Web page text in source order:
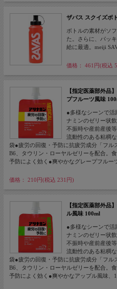
ザバス スクイズボ
ボトルの素材がソ
た。さらに、パッ
給に最適。meiji
価格： 461円(税込
【指定医薬部外品
プフルーツ風味
●多様なシーンで活
ナミンのゼリー状
不振時や産前産後
流動性のある粘稠
袋●疲労の回復・予防に抗疲労成分「フル
B6、タウリン・ローヤルゼリーを配合。
予防によく効く●爽やかなグレープフルー
価格： 210円(税込 231円)
【指定医薬部外品
ル風味 100ml
●多様なシーンで活
ナミンのゼリー状
不振時や産前産後
流動性のある粘稠
袋●疲労の回復・予防に抗疲労成分「フル
B6、タウリン・ローヤルゼリーを配合。
予防によく効く●爽やかなアップル風味、1